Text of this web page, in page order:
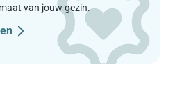
van jouw gezin.